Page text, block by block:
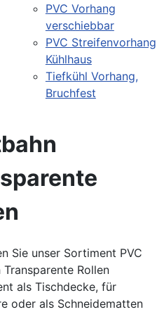
PVC Vorhang
verschiebbar
PVC Streifenvorhang
Kühlhaus
Tiefkühl Vorhang,
Bruchfest
Sie unser Sortiment PVC
Transparente Rollen
als Tischdecke, für
oder als Schneidematten